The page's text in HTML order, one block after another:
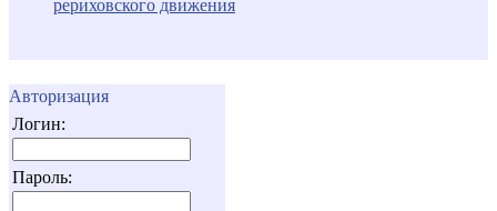
рериховского движения
Авторизация
Логин:
Пароль: